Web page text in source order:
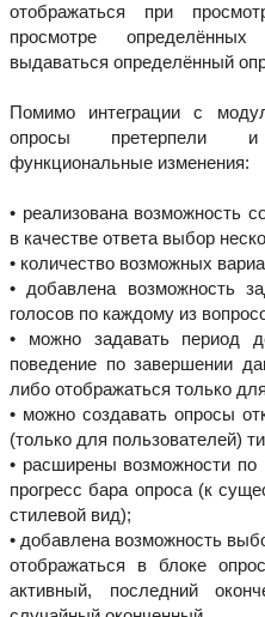
отображаться при
просмотре
выдаваться определённый
Помимо интеграции с
опросы претерпели и
функциональные изменения:
• реализована возможность
в качестве ответа выбор
• количество возможных
• добавлена возможность
голосов по каждому из
• можно задавать период
поведение по завершении
либо отображаться только
• можно создавать опросы
(только для пользователей)
• расширены возможности
прогресс бара опроса (к
стилевой вид);
• добавлена возможность
отображаться в блоке
активный, последний